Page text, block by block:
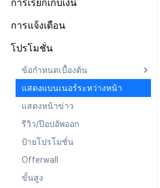
Cocos2d-x
Unity
iOS
Cocos2d-x
Unreal Engine 5
Android
iOS
Unreal Engine 4
Unreal Engine 5
Cocos2d-x
Unity
iOS
Cocos2d-x
Unreal Engine 5
iOS
Cocos2d-x
Unity
Unreal Engine 4
Unreal Engine 5
Android
iOS
Cocos2d-x
Unity
Unreal Engine 4
Unreal Engine 5
การพัฒนาแอป
การสร้างแอป
Android
iOS
Unity Android
Unity iOS
Unity Windows
Unreal Android
Unreal iOS
แอปบริการ
Unity
Unreal
iOS
Unity
Unreal
เชื่อมโยง Idp
ส่งเสริมการเชื่อมโยงบัญชีกับเกม
ยืนยันว่าเป็นผู้ใหญ่
ส่วนเสริม
การเรียกเก็บเงิน
ข้อกำหนดเบื้องต้น
Android
Unity
Unreal
การเริ่มต้น IAP v4
การตรวจสอบใบเสร็จ
IAP โปรโมชั่น
ระบบการชำระเงินแบบสมัคร
สมาชิก
การชำระเงิน PG
รายการ
การแจ้งเตือน
ข้อกำหนดเบื้องต้น
iOS
Unity
เริ่มต้นใช้งาน
การส่งการแจ้งเตือนแบบระยะไกล
การส่งการแจ้งเตือนแบบท้องถิ่น
โปรโมชั่น
ข้อกำหนดเบื้องต้น
ทุกเอนจิน
Android
iOS
Unity
Unreal
แสดงแบนเนอร์ระหว่างหน้า
แสดงหน้าข่าว
รีวิว/ป๊อปอัพออก
ป้ายโปรโมชั่น
Offerwall
ขั้นสูง